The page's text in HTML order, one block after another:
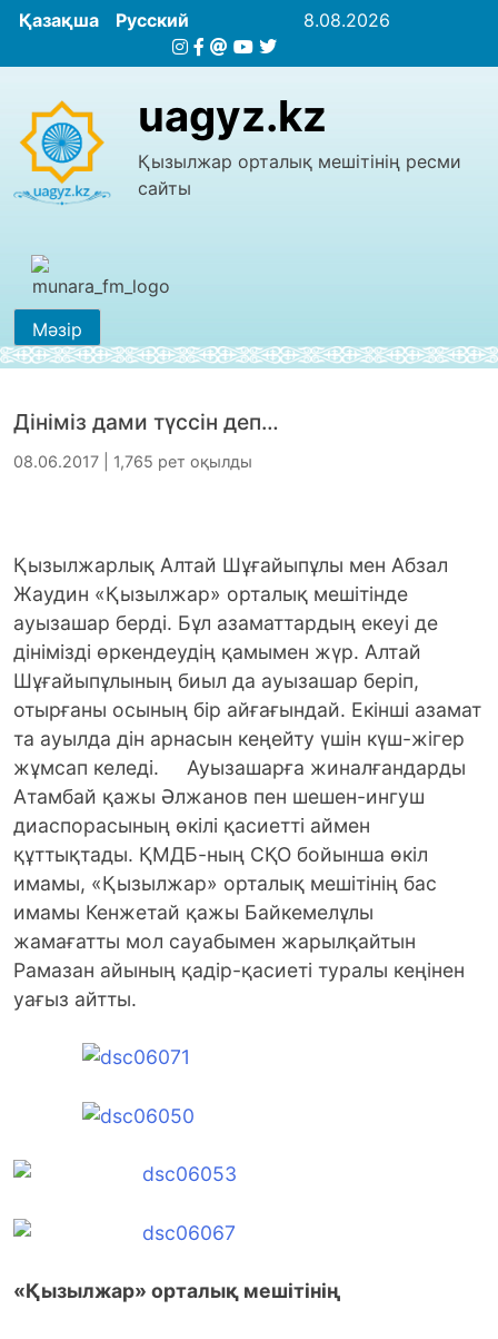
Қазақша Русский 8.08.2026
uagyz.kz
Қызылжар орталық мешітінің ресми
сайты
Мәзір
Дініміз дами түссін деп…
08.06.2017 | 1,765 рет оқылды
Қызылжарлық Алтай Шұғайыпұлы мен Абзал
Жаудин «Қызылжар» орталық мешітінде
ауызашар берді. Бұл азаматтардың екеуі де
дінімізді өркендеудің қамымен жүр. Алтай
Шұғайыпұлының биыл да ауызашар беріп,
отырғаны осының бір айғағындай. Екінші азамат
та ауылда дін арнасын кеңейту үшін күш-жігер
жұмсап келеді.
Ауызашарға жиналғандарды
Атамбай қажы Әлжанов пен шешен-ингуш
диаспорасының өкілі қасиетті аймен
құттықтады. ҚМДБ-ның СҚО бойынша өкіл
имамы, «Қызылжар» орталық мешітінің бас
имамы Кенжетай қажы Байкемелұлы
жамағатты мол сауабымен жарылқайтын
Рамазан айының қадір-қасиеті туралы кеңінен
уағыз айтты.
«Қызылжар» орталық мешітінің